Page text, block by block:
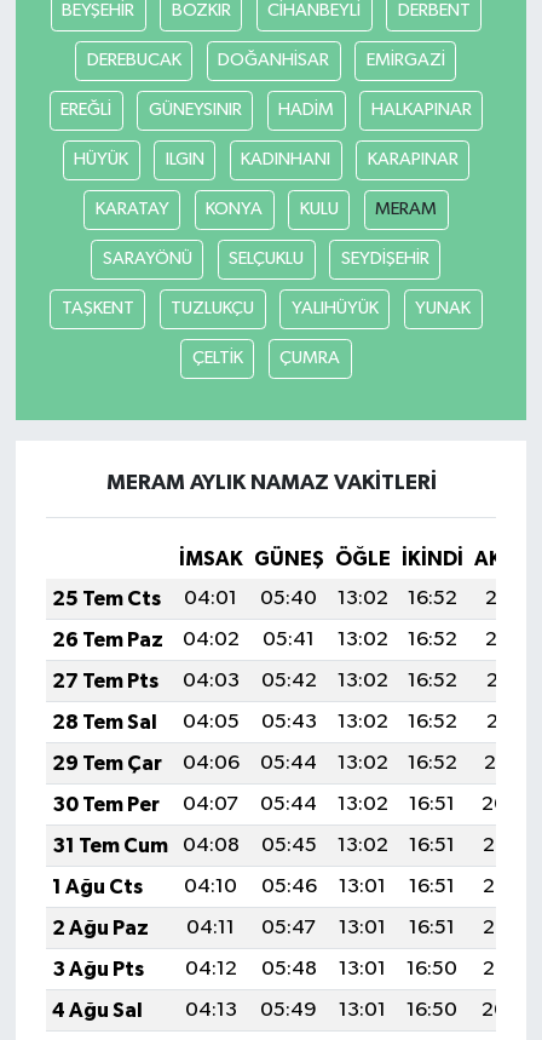
BEYŞEHİR BOZKIR CİHANBEYLİ DERBENT
DEREBUCAK DOĞANHİSAR EMİRGAZİ
EREĞLİ GÜNEYSINIR HADİM HALKAPINAR
HÜYÜK ILGIN KADINHANI KARAPINAR
KARATAY KONYA KULU MERAM
SARAYÖNÜ SELÇUKLU SEYDİŞEHİR
TAŞKENT TUZLUKÇU YALIHÜYÜK YUNAK
ÇELTİK ÇUMRA
MERAM AYLIK NAMAZ VAKITLERI
İMSAK GÜNEŞ ÖĞLE İKINDI
25 Tem Cts
04:01 05:40 13:02 16:52
20:13
26 Tem Paz
04:02 05:41 13:02 16:52
20:12
27 Tem Pts
04:03 05:42 13:02 16:52
20:11
28 Tem Sal
04:05 05:43 13:02 16:52
20:11
29 Tem Çar
04:06 05:44 13:02 16:52
20:10
30 Tem Per
04:07 05:44 13:02 16:51
20:09
31 Tem Cum
04:08 05:45 13:02 16:51
20:08
1 Ağu Cts
04:10 05:46 13:01 16:51
20:07
2 Ağu Paz
04:11 05:47 13:01 16:51
20:06
3 Ağu Pts
04:12 05:48 13:01 16:50
20:05
4 Ağu Sal
04:13 05:49 13:01 16:50
20:04